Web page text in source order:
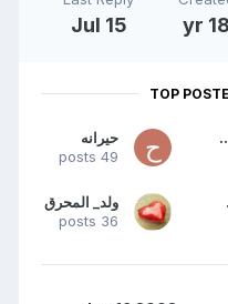
18 yr
Jul 15
TOP
القطيف
حيرانه
49 posts
ولد_ المحرق
36 posts